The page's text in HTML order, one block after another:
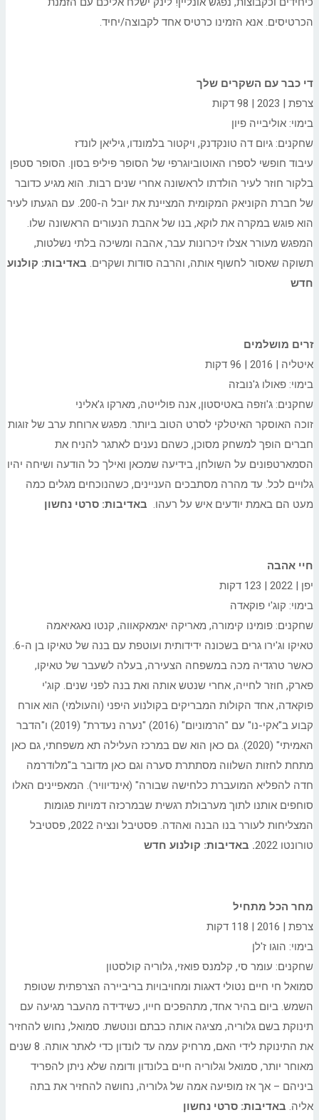
הכרטיסים. אנא הזמינו כרטיס אחד לקבוצה/יחיד.
די כבר עם השקרים שלך
צרפת | 2023 | 98 דקות
בימוי: אוליבייה פיון
שחקנים: גיום דה טונקדנק, ויקטור בלמונדו, גיליאן לונדז
עיבוד חופשי לספרו האוטוביוגרפי של הסופר פיליפ בסון. הסופר סטפן
בלקור חוזר לעיר הולדתו לראשונה אחרי שנים רבות. הוא מגיע כדובר
של חברת הקוניאק המקומית המציינת את יובל ה-200. עם הגעתו לעיר
הוא פוגש במקרה את לוקא, בנו של אהבת הנעורים הראשונה שלו.
המפגש מעורר אצלו זיכרונות עבר, אהבה ומשיכה בלתי נשלטות,
תשוקה שאסור לחשוף אותה, והרבה סודות ושקרים. באדיבות: קולנוע
חדש
זרים מושלמים
איטליה | 2016 | 96 דקות
בימוי: פאולו ג'נובזה
שחקנים: ג'וזפה באטיסטון, אנה פולייטה, מארקו ג'אליני
זוכה האוסקר האיטלקי לסרט הטוב ביותר. מפגש ארוחת ערב של זוגות
חברים הופך למשחק מסוכן, כשהם נענים לאתגר להניח את
הסמארטפונים על השולחן, בידיעה שמכאן ואילך כל הודעה ושיחה יהיו
גלויים לכל. עד מהרה מסתבכים העניינים, כשהנוכחים מגלים כמה
מעט הם באמת יודעים איש על רעהו. באדיבות: סרטי נחשון
חיי אהבה
יפן | 2022 | 123 דקות
בימוי: קוג'י פוקאדה
שחקנים: פומינו קימורה, מאריקה יאמאקאווה, קנטו נאגאיאמה
טאיקו וג'ירו גרים בשכונה ידידותית ועוטפת עם בנה של טאיקו בן ה-6.
כאשר טרגדיה מכה במשפחה הצעירה, בעלה לשעבר של טאיקו,
פארק, חוזר לחייה, אחרי שנטש אותה ואת בנה לפני שנים. קוג'י
פוקאדה, אחד הקולות המבריקים בקולנוע היפני (והעולמי) הוא אורח
קבוע ב"אקי-נו" עם "הרמוניום" (2016) "נערה נעדרת" (2019) ו"הדבר
האמיתי" (2020). גם כאן הוא שם במרכז העלילה תא משפחתי, גם כאן
מתחת לחזות השלווה מסתתרת סערה וגם כאן מדובר ב"מלודרמה
חדה להפליא המועברת כלחישה שבורה" (אינדיוויר). המאפיינים האלו
סוחפים אותנו לתוך מערבולת רגשית שבמרכזה דמויות פגומות
המצליחות לעורר בנו הבנה ואהדה. פסטיבל ונציה 2022, פסטיבל
טורונטו 2022
. באדיבות: קולנוע חדש
מחר הכל מתחיל
צרפת | 2016 | 118 דקות
בימוי: הוגו ז'לן
שחקנים: עומר סי, קלמנס פואזי, גלוריה קולסטון
סמואל חי חיים נטולי דאגות ומחויבויות בריביירה הצרפתית שטופת
השמש. ביום בהיר אחד, מתהפכים חייו, כשידידה מהעבר מגיעה עם
תינוקת בשם גלוריה, מציגה אותה כבתם ונוטשת. סמואל, נחוש להחזיר
את התינוקת לידי האם, מרחיק עמה עד לונדון כדי לאתר אותה. 8 שנים
מאוחר יותר, סמואל וגלוריה חיים בלונדון ודומה שלא ניתן להפריד
ביניהם – אך אז מופיעה אמה של גלוריה, נחושה להחזיר את בתה
אליה. באדיבות: סרטי נחשון